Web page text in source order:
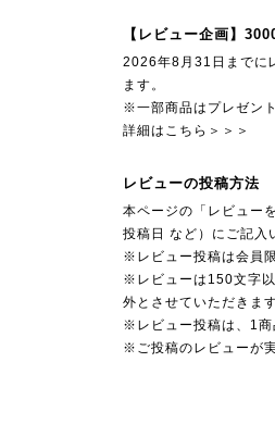
【レビュー企画】
2026年8月31日までに
ます。
※一部商品はプレゼン
詳細はこちら＞＞＞
レビューの投稿方法
本ページの「レビュー
投稿日 など）にご記入
※レビュー投稿は会員
※レビューは150文字
外とさせていただきます
※レビュー投稿は、1商
※ご投稿のレビューが